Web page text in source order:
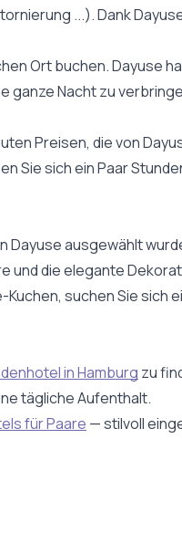
...). Dank
Ort buchen. Dayuse
ganze Nacht zu
Preisen, die von
Sie sich ein Paar
Dayuse ausgewählt
und die elegante
suchen Sie sich
in Hamburg zu
tägliche Aufenthalt.
für Paare — stilvoll